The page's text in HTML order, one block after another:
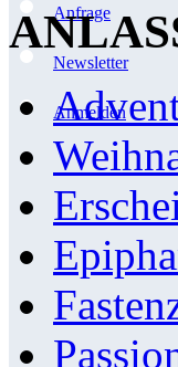
Anfrage
Newsletter
Anmelden